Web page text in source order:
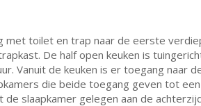
met toilet en trap naar de eerste
De half open keuken is
Vanuit de keuken is er toegang naar
die beide toegang geven tot
de slaapkamer gelegen aan de